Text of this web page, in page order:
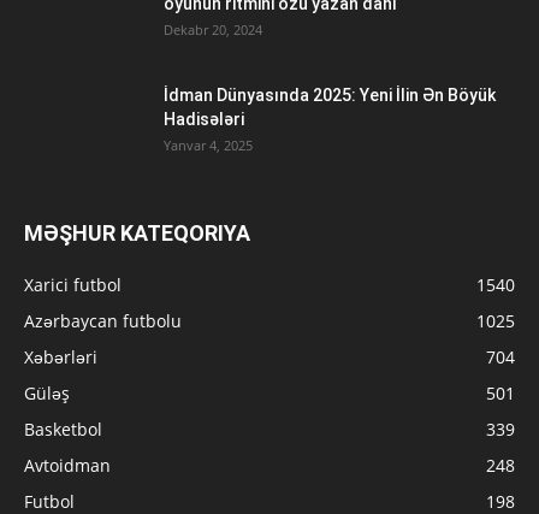
Dekabr 20, 2024
İdman Dünyasında 2025: Yeni İlin Ən Böyük
Hadisələri
Yanvar 4, 2025
MƏŞHUR KATEQORIYA
Xarici futbol
1540
Azərbaycan futbolu
1025
Xəbərləri
704
Güləş
501
Basketbol
339
Avtoidman
248
Futbol
198